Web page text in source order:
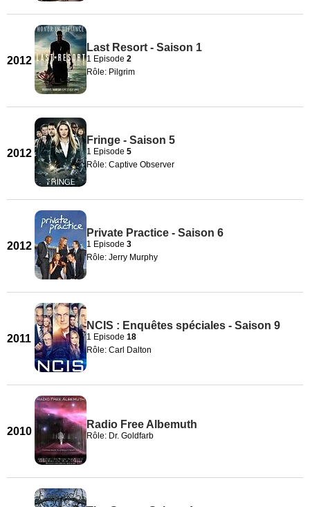
2012
Last Resort - Saison 1
1 Episode 2
Rôle: Pilgrim
2012
Fringe - Saison 5
1 Episode 5
Rôle: Captive Observer
2012
Private Practice - Saison 6
1 Episode 3
Rôle: Jerry Murphy
2011
NCIS : Enquêtes spéciales - Saison 9
1 Episode 18
Rôle: Carl Dalton
2010
Radio Free Albemuth
Rôle: Dr. Goldfarb